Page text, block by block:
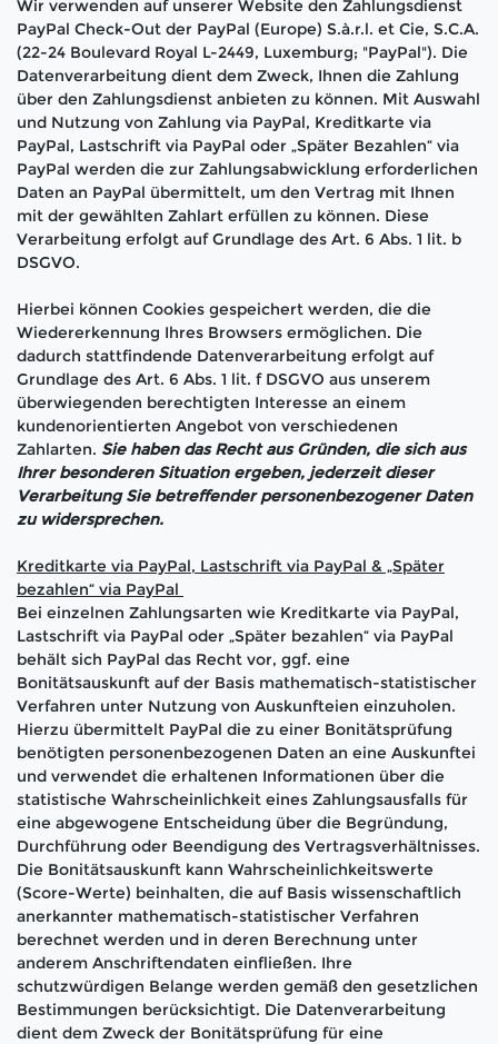
Wir verwenden auf unserer Website den Zahlungsdienst
PayPal Check-Out der PayPal (Europe) S.à.r.l. et Cie, S.C.A.
(22-24 Boulevard Royal L-2449, Luxemburg; "PayPal"). Die
Datenverarbeitung dient dem Zweck, Ihnen die Zahlung
über den Zahlungsdienst anbieten zu können. Mit Auswahl
und Nutzung von Zahlung via PayPal, Kreditkarte via
PayPal, Lastschrift via PayPal oder „Später Bezahlen“ via
PayPal werden die zur Zahlungsabwicklung erforderlichen
Daten an PayPal übermittelt, um den Vertrag mit Ihnen
mit der gewählten Zahlart erfüllen zu können. Diese
Verarbeitung erfolgt auf Grundlage des Art. 6 Abs. 1 lit. b
DSGVO.
Hierbei können Cookies gespeichert werden, die die
Wiedererkennung Ihres Browsers ermöglichen. Die
dadurch stattfindende Datenverarbeitung erfolgt auf
Grundlage des Art. 6 Abs. 1 lit. f DSGVO aus unserem
überwiegenden berechtigten Interesse an einem
kundenorientierten Angebot von verschiedenen
Zahlarten. Sie haben das Recht aus Gründen, die sich aus
Ihrer besonderen Situation ergeben, jederzeit dieser
Verarbeitung Sie betreffender personenbezogener Daten
zu widersprechen.
Kreditkarte via PayPal, Lastschrift via PayPal & „Später
bezahlen“ via PayPal
Bei einzelnen Zahlungsarten wie Kreditkarte via PayPal,
Lastschrift via PayPal oder „Später bezahlen“ via PayPal
behält sich PayPal das Recht vor, ggf. eine
Bonitätsauskunft auf der Basis mathematisch-statistischer
Verfahren unter Nutzung von Auskunfteien einzuholen.
Hierzu übermittelt PayPal die zu einer Bonitätsprüfung
benötigten personenbezogenen Daten an eine Auskunftei
und verwendet die erhaltenen Informationen über die
statistische Wahrscheinlichkeit eines Zahlungsausfalls für
eine abgewogene Entscheidung über die Begründung,
Durchführung oder Beendigung des Vertragsverhältnisses.
Die Bonitätsauskunft kann Wahrscheinlichkeitswerte
(Score-Werte) beinhalten, die auf Basis wissenschaftlich
anerkannter mathematisch-statistischer Verfahren
berechnet werden und in deren Berechnung unter
anderem Anschriftendaten einfließen. Ihre
schutzwürdigen Belange werden gemäß den gesetzlichen
Bestimmungen berücksichtigt. Die Datenverarbeitung
dient dem Zweck der Bonitätsprüfung für eine